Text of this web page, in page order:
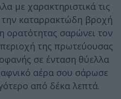
με χαρακτηριστικά τις
καταρρακτώδη βροχή
ορατότητας σαρώνει τον
της πρωτεύουσας
σε ένταση θύελλα
αέρα σου σάρωσε
από δέκα λεπτά.